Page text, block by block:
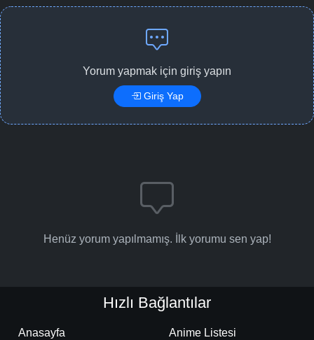
Yorum yapmak için giriş yapın
Giriş Yap
Henüz yorum yapılmamış. İlk yorumu sen yap!
Hızlı Bağlantılar
Anasayfa Anime Listesi